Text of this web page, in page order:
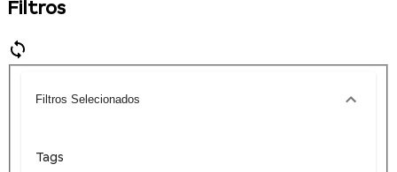
Filtros
Filtros Selecionados
Tags